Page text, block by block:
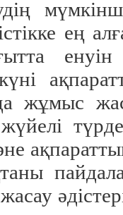
ең
енуін
жұмыс